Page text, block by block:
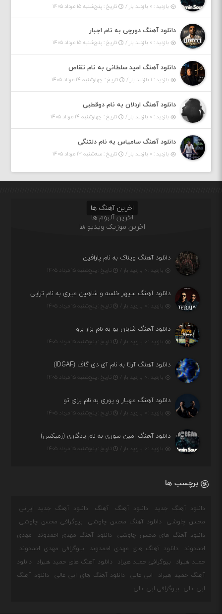
بازدید : ۰ بازدید بار / تاریخ : پنج‌شنبه ۱۵ مرداد ۱۴۰۵
دانلود آهنگ دورچی به نام اجبار
بازدید : ۰ بازدید بار / تاریخ : پنج‌شنبه ۱۵ مرداد ۱۴۰۵
دانلود آهنگ امید سلطانی به نام تقاص
بازدید : ۱ بازدید بار / تاریخ : چهارشنبه ۱۴ مرداد ۱۴۰۵
دانلود آهنگ اردلان به نام دوقطبی
بازدید : ۰ بازدید بار / تاریخ : چهارشنبه ۱۴ مرداد ۱۴۰۵
دانلود آهنگ سامیاس به نام دلتنگی
بازدید : ۰ بازدید بار / تاریخ : سه‌شنبه ۱۳ مرداد ۱۴۰۵
اخرین آهنگ ها
اخرین آلبوم ها
اخرین موزیک ویدیو ها
دانلود آهنگ ویناک به نام پارافین
بازدید : ۰ بازدید بار / تاریخ : پنج‌شنبه ۱۵ مرداد ۱۴۰۵
دانلود آهنگ سپهر خلسه و شاهین میری به نام تراپی
بازدید : ۰ بازدید بار / تاریخ : پنج‌شنبه ۱۵ مرداد ۱۴۰۵
دانلود آهنگ شایان یو به نام بزار برو
بازدید : ۰ بازدید بار / تاریخ : پنج‌شنبه ۱۵ مرداد ۱۴۰۵
دانلود آهنگ آرتا به نام آی دی گاف (IDGAF)
بازدید : ۰ بازدید بار / تاریخ : پنج‌شنبه ۱۵ مرداد ۱۴۰۵
دانلود آهنگ مهیار و پوری به نام برای تو
بازدید : ۰ بازدید بار / تاریخ : پنج‌شنبه ۱۵ مرداد ۱۴۰۵
دانلود آهنگ امین سوری به نام یادگاری (رمیکس)
بازدید : ۰ بازدید بار / تاریخ : پنج‌شنبه ۱۵ مرداد ۱۴۰۵
برچسب ها
دانلود آهنگ جدید دانلود آهنگ آهنگ
دانلود آهنگ جدید ایرانی
محسن چاوشی
دانلود آهنگ محسن چاوشی
بیوگرافی محسن چاوشی
دانلود آهنگ های محسن چاوشی
دانلود آهنگ مهدی احمدوند
مهدی
احمدوند
دانلود آهنگ های مهدی احمدوند
بیوگرافی مهدی احمدوند
حمید هیراد
بیوگرافی حمید هیراد دانلود آهنگ های حمید هیراد
دانلود
آهنگ حمید هیراد
ابی عالی دانلود آهنگ های ابی عالی
دانلود آهنگ
ابی عالی
بیوگرافی ابی عالی